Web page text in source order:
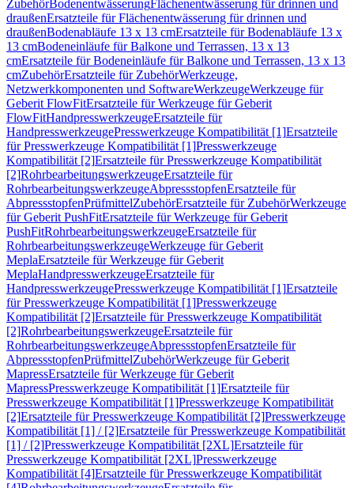
ZubehörBodenentwässerungFlächenentwässerung für drinnen und
draußenErsatzteile für Flächenentwässerung für drinnen und
draußenBodenabläufe 13 x 13 cmErsatzteile für Bodenabläufe 13 x
13 cmBodeneinläufe für Balkone und Terrassen, 13 x 13
cmErsatzteile für Bodeneinläufe für Balkone und Terrassen, 13 x 13
cmZubehörErsatzteile für ZubehörWerkzeuge,
Netzwerkkomponenten und SoftwareWerkzeugeWerkzeuge für
Geberit FlowFitErsatzteile für Werkzeuge für Geberit
FlowFitHandpresswerkzeugeErsatzteile für
HandpresswerkzeugePresswerkzeuge Kompatibilität [1]Ersatzteile
für Presswerkzeuge Kompatibilität [1]Presswerkzeuge
Kompatibilität [2]Ersatzteile für Presswerkzeuge Kompatibilität
[2]RohrbearbeitungswerkzeugeErsatzteile für
RohrbearbeitungswerkzeugeAbpressstopfenErsatzteile für
AbpressstopfenPrüfmittelZubehörErsatzteile für ZubehörWerkzeuge
für Geberit PushFitErsatzteile für Werkzeuge für Geberit
PushFitRohrbearbeitungswerkzeugeErsatzteile für
RohrbearbeitungswerkzeugeWerkzeuge für Geberit
MeplaErsatzteile für Werkzeuge für Geberit
MeplaHandpresswerkzeugeErsatzteile für
HandpresswerkzeugePresswerkzeuge Kompatibilität [1]Ersatzteile
für Presswerkzeuge Kompatibilität [1]Presswerkzeuge
Kompatibilität [2]Ersatzteile für Presswerkzeuge Kompatibilität
[2]RohrbearbeitungswerkzeugeErsatzteile für
RohrbearbeitungswerkzeugeAbpressstopfenErsatzteile für
AbpressstopfenPrüfmittelZubehörWerkzeuge für Geberit
MapressErsatzteile für Werkzeuge für Geberit
MapressPresswerkzeuge Kompatibilität [1]Ersatzteile für
Presswerkzeuge Kompatibilität [1]Presswerkzeuge Kompatibilität
[2]Ersatzteile für Presswerkzeuge Kompatibilität [2]Presswerkzeuge
Kompatibilität [1] / [2]Ersatzteile für Presswerkzeuge Kompatibilität
[1] / [2]Presswerkzeuge Kompatibilität [2XL]Ersatzteile für
Presswerkzeuge Kompatibilität [2XL]Presswerkzeuge
Kompatibilität [4]Ersatzteile für Presswerkzeuge Kompatibilität